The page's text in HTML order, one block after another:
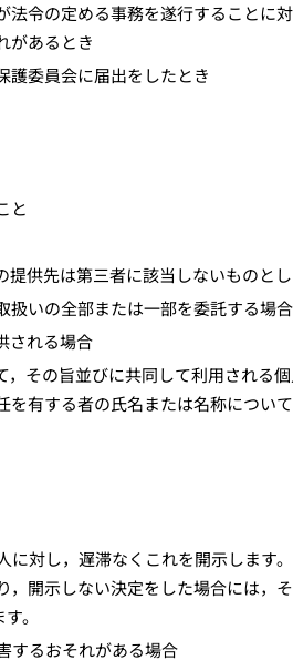
令の定める事務を遂行することに
があるとき
護委員会に届出をしたとき
と
供先は第三者に該当しないものとし
扱いの全部または一部を委託する場合
される場合
その旨並びに共同して利用される
有する者の氏名または名称につい
対し，遅滞なくこれを開示します
開示しない決定をした場合には，
。
するおそれがある場合